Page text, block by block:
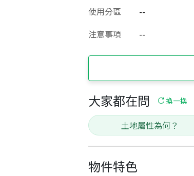
使用分區
--
注意事項
--
大家都在問 換一換
土地屬性為何？
物件特色